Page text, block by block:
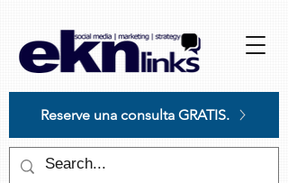
website
includes
accessibility
Reserve una consulta GRATIS.